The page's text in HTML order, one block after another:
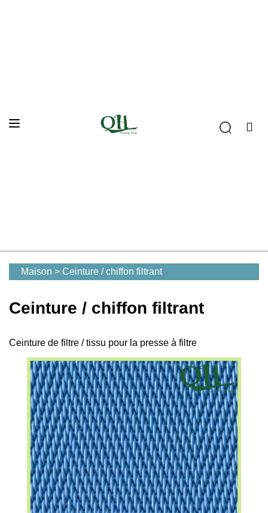
Maison > Ceinture / chiffon filtrant
Ceinture / chiffon filtrant
Ceinture de filtre / tissu pour la presse à filtre